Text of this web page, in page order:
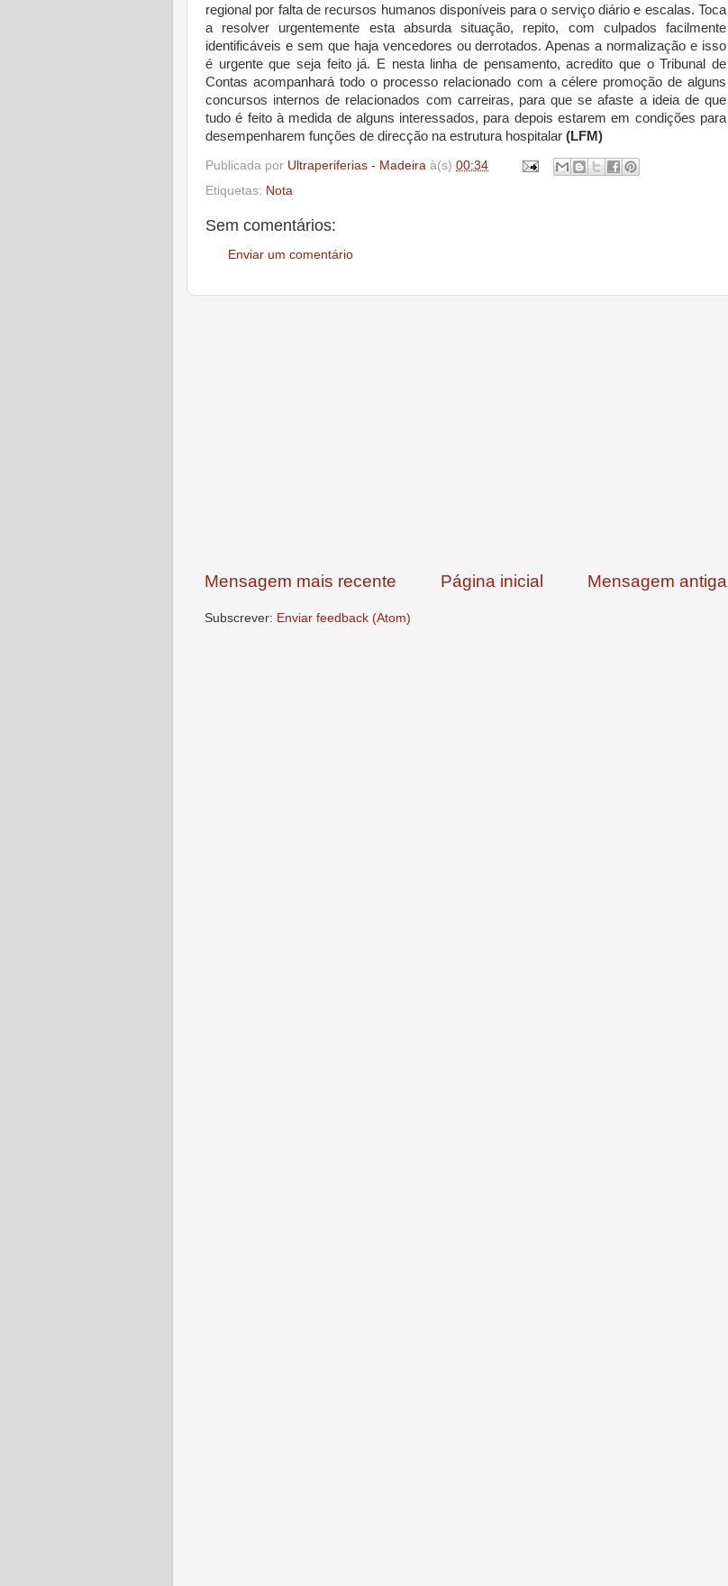
regional por falta de recursos humanos disponíveis para o serviço diário e escalas. Toca
a resolver urgentemente esta absurda situação, repito, com culpados facilmente
identificáveis e sem que haja vencedores ou derrotados. Apenas a normalização e isso
é urgente que seja feito já. E nesta linha de pensamento, acredito que o Tribunal de
Contas acompanhará todo o processo relacionado com a célere promoção de alguns
concursos internos de relacionados com carreiras, para que se afaste a ideia de que
tudo é feito à medida de alguns interessados, para depois estarem em condições para
desempenharem funções de direcção na estrutura hospitalar (LFM)
Publicada por Ultraperiferias - Madeira à(s) 00:34
Etiquetas: Nota
Sem comentários:
Enviar um comentário
Mensagem mais recente Mensagem antiga
Página inicial
Subscrever: Enviar feedback (Atom)